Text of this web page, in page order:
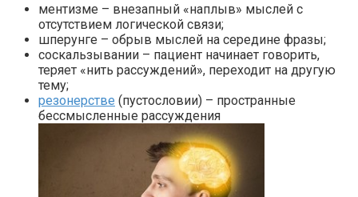
ментизме – внезапный «наплыв» мыслей с
отсутствием логической связи;
шперунге – обрыв мыслей на середине фразы;
соскальзывании – пациент начинает говорить,
теряет «нить рассуждений», переходит на другую
тему;
резонерстве (пустословии) – пространные
бессмысленные рассуждения